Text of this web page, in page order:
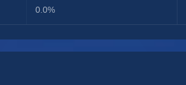
0.0%